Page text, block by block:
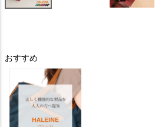
おすすめ